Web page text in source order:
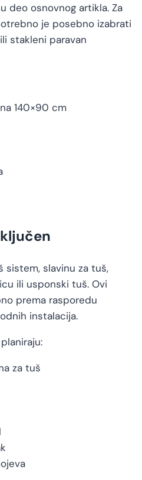
deo osnovnog artikla. Za
je posebno izabrati
stakleni paravan
140×90 cm
sistem, slavinu za tuš,
ili usponski tuš. Ovi
prema rasporedu
instalacija.
za tuš